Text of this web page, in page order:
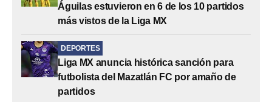
Águilas estuvieron en 6 de los 10 partidos
más vistos de la Liga MX
DEPORTES
Liga MX anuncia histórica sanción para
futbolista del Mazatlán FC por amaño de
partidos